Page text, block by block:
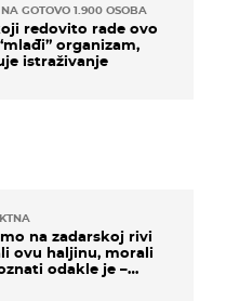
GOTOVO 1.900 OSOBA
redovito rade ovo
organizam,
istraživanje
na zadarskoj rivi
ovu haljinu, morali
odakle je –